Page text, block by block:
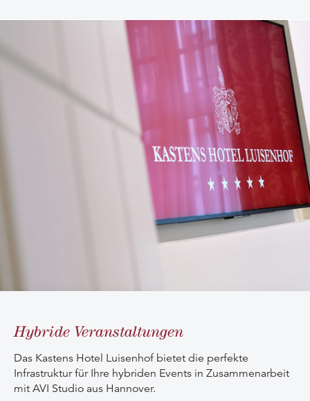
Hybride Veranstaltungen
Das Kastens Hotel Luisenhof bietet die perfekte
Infrastruktur für Ihre hybriden Events in Zusammenarbeit
mit AVI Studio aus Hannover.